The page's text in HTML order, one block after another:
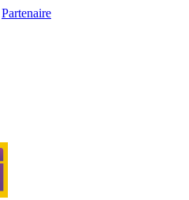
Partenaire